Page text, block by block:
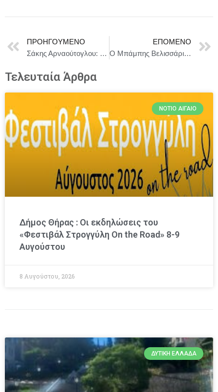
ΠΡΟΗΓΟΎΜΕΝΟ
Σάκης Αρναούτογλου: Να μη χάσει η Ελλάδα το τρένο της ενεργειακής πρωτοπορίας.
ΕΠΌΜΕΝΟ
Ο Μπάμπης Βελισσάριος και η “Ορχήστρα των ονείρων” στο Αρχαίο θέατρο της Μήλου – Κυριακή 6 Ιουλίου
Τελευταία Άρθρα
ΝΌΤΙΟ ΑΙΓΑΊΟ
Δήμος Θήρας : Οι εκδηλώσεις του
«Φεστιβάλ Στρογγύλη On the Road» 8-9
Αυγούστου
8 Αυγούστου, 2026
ΔΥΤΙΚΉ ΕΛΛΆΔΑ